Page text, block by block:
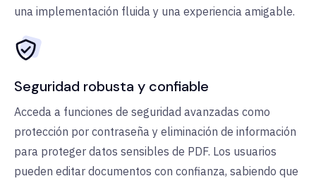
una implementación fluida y una experiencia amigable.
Seguridad robusta y confiable
Acceda a funciones de seguridad avanzadas como
protección por contraseña y eliminación de información
para proteger datos sensibles de PDF. Los usuarios
pueden editar documentos con confianza, sabiendo que